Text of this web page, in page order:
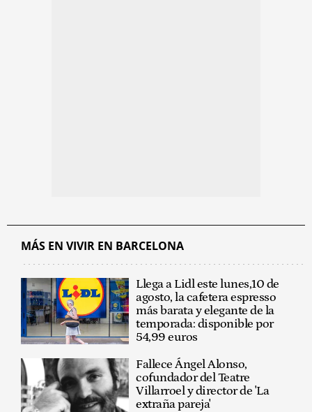
MÁS EN VIVIR EN BARCELONA
Llega a Lidl este lunes,10 de
agosto, la cafetera espresso
más barata y elegante de la
temporada: disponible por
54,99 euros
Fallece Ángel Alonso,
cofundador del Teatre
Villarroel y director de 'La
extraña pareja'